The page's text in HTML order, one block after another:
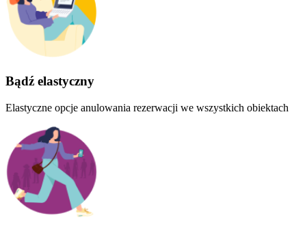
Bądź elastyczny
Elastyczne opcje anulowania rezerwacji we wszystkich obiektach